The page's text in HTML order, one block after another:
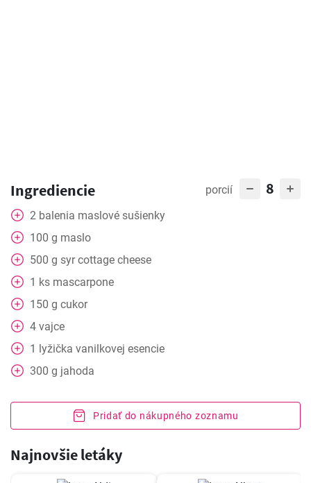
Ingrediencie porcií 8
2 balenia maslové sušienky
100 g maslo
500 g syr cottage cheese
1 ks mascarpone
150 g cukor
4 vajce
1 lyžička vanilkovej esencie
300 g jahoda
Pridať do nákupného zoznamu
Najnovšie letáky